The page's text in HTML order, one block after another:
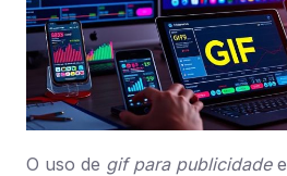
O uso de gif para publicidadee